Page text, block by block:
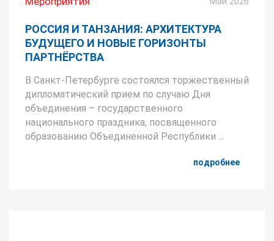
РОССИЯ И ТАНЗАНИЯ: АРХИТЕКТУРА
БУДУЩЕГО И НОВЫЕ ГОРИЗОНТЫ
ПАРТНЁРСТВА
В Санкт-Петербурге состоялся торжественный
дипломатический прием по случаю Дня
объединения – государственного
национального праздника, посвященного
образованию Объединенной Республики ...
подробнее